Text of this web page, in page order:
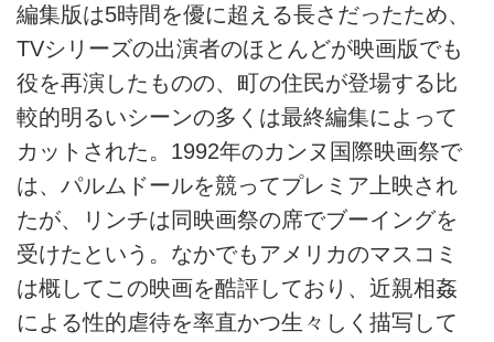
編集版は5時間を優に超える長さだったため、
TVシリーズの出演者のほとんどが映画版でも
役を再演したものの、町の住民が登場する比
較的明るいシーンの多くは最終編集によって
カットされた。1992年のカンヌ国際映画祭で
は、パルムドールを競ってプレミア上映され
たが、リンチは同映画祭の席でブーイングを
受けたという。なかでもアメリカのマスコミ
は概してこの映画を酷評しており、近親相姦
による性的虐待を率直かつ生々しく描写して